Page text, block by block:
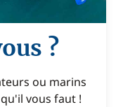
?
ou marins
vous faut !